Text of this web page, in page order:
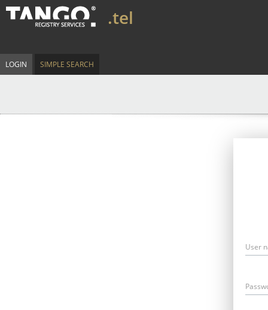
.tel
LOGIN SIMPLE SEARCH
User